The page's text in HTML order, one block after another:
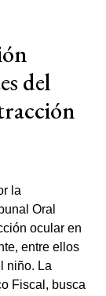
del
la
Oral
ocular en
entre ellos
niño. La
Fiscal, busca